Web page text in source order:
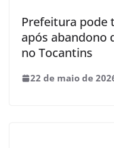
Prefeitura pode
após abandono
no Tocantins
22 de maio de